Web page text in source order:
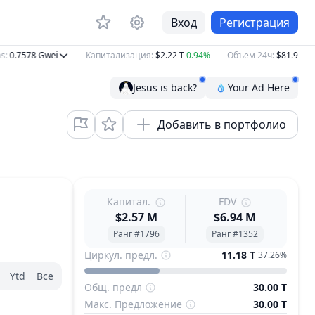
Вход Регистрация
Gwei Капитализация:$2.22 T0.94% Объем 24ч:$81.90 B
Jesus is back? Your Ad Here
Добавить в портфолио
Ytd Все
Капитал.
$2.57 M
Ранг #1796
FDV
$6.94 M
Ранг #1352
Циркул. предл. 11.18 T 37.26%
Общ. предл
30.00 T
Макс. Предложение
30.00 T